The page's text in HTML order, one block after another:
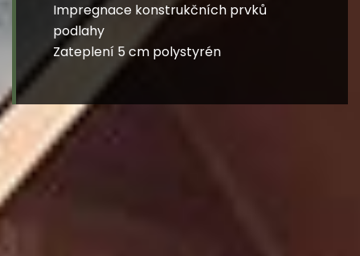
Impregnace konstrukčních prvků
podlahy
Zateplení 5 cm polystyrén